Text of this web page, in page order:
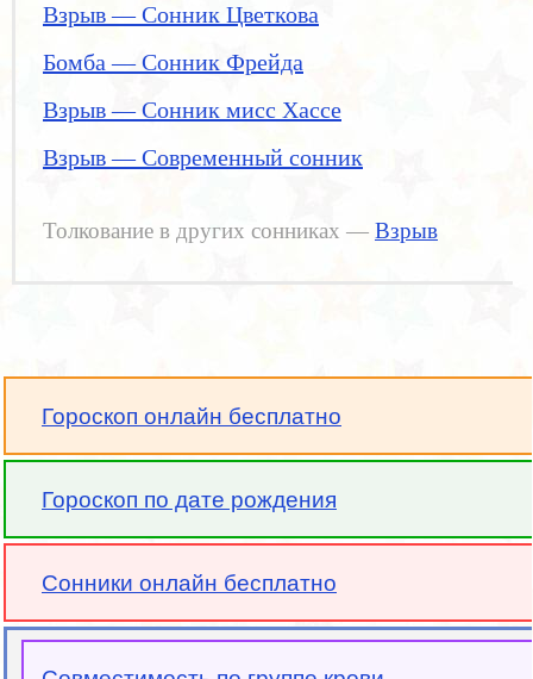
Взрыв — Сонник Цветкова
Бомба — Сонник Фрейда
Взрыв — Сонник мисс Хассе
Взрыв — Современный сонник
Толкование в других сонниках — Взрыв
Гороскоп онлайн бесплатно
Гороскоп по дате рождения
Сонники онлайн бесплатно